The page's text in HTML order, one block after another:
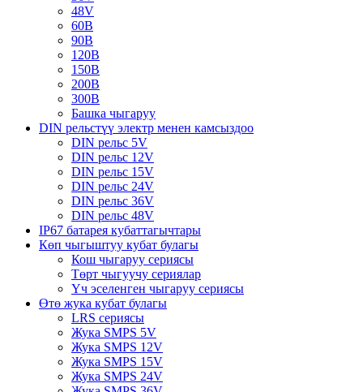
48V
60В
90В
120В
150В
200В
300В
Башка чыгаруу
DIN рельстүү электр менен камсыздоо
DIN рельс 5V
DIN рельс 12V
DIN рельс 15V
DIN рельс 24V
DIN рельс 36V
DIN рельс 48V
IP67 батарея кубаттагычтары
Көп чыгыштуу кубат булагы
Кош чыгаруу сериясы
Төрт чыгуучу сериялар
Үч эселенген чыгаруу сериясы
Өтө жука кубат булагы
LRS сериясы
Жука SMPS 5V
Жука SMPS 12V
Жука SMPS 15V
Жука SMPS 24V